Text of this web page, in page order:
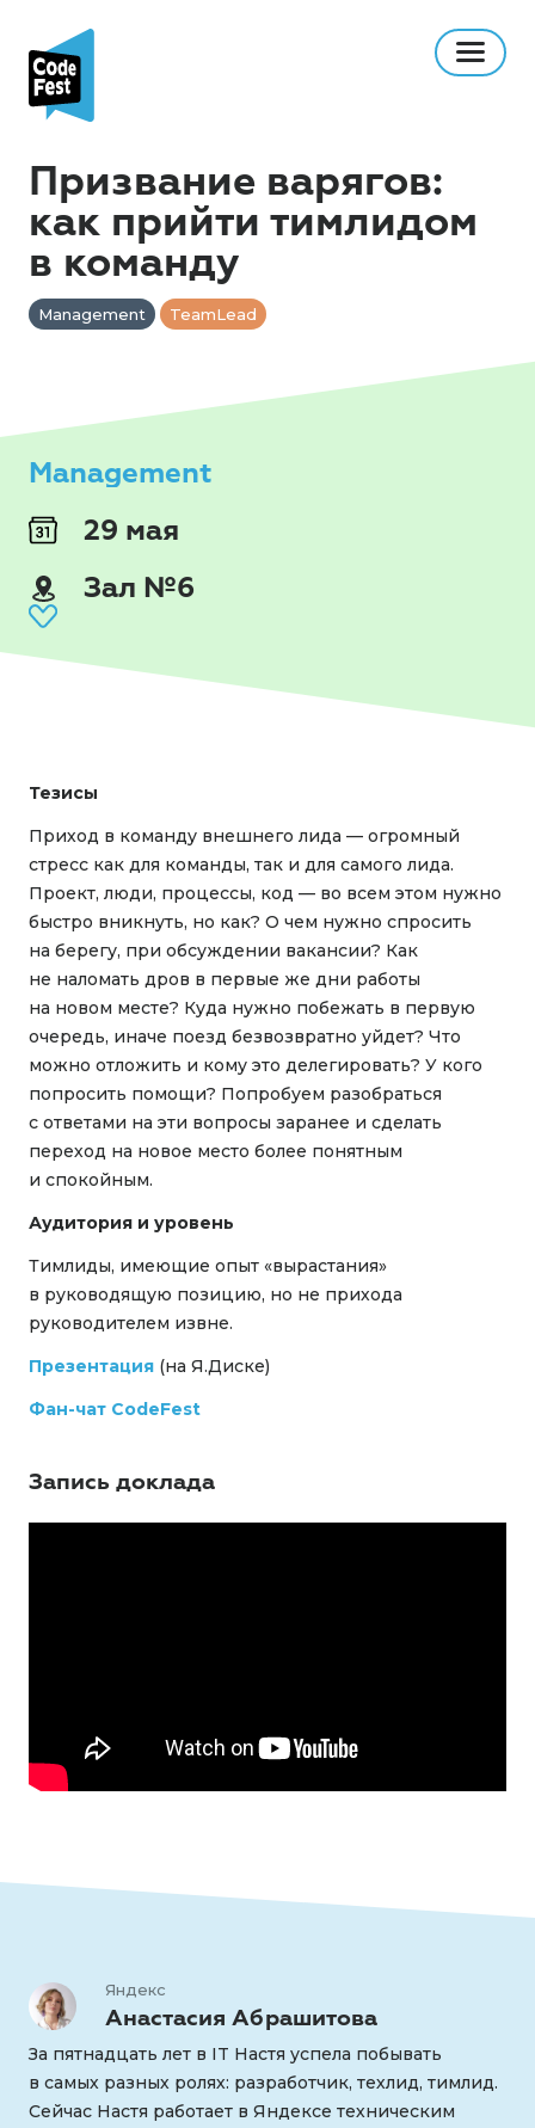
Призвание варягов:
как прийти тимлидом
в команду
Management TeamLead
Management
29 мая
Зал №6
Тезисы
Приход в команду внешнего лида — огромный
стресс как для команды, так и для самого лида.
Проект, люди, процессы, код — во всем этом нужно
быстро вникнуть, но как? О чем нужно спросить
на берегу, при обсуждении вакансии? Как
не наломать дров в первые же дни работы
на новом месте? Куда нужно побежать в первую
очередь, иначе поезд безвозвратно уйдет? Что
можно отложить и кому это делегировать? У кого
попросить помощи? Попробуем разобраться
с ответами на эти вопросы заранее и сделать
переход на новое место более понятным
и спокойным.
Аудитория и уровень
Тимлиды, имеющие опыт «вырастания»
в руководящую позицию, но не прихода
руководителем извне.
Презентация (на Я.Диске)
Фан-чат CodeFest
Запись доклада
Яндекс
Анастасия Абрашитова
За пятнадцать лет в IT Настя успела побывать
в самых разных ролях: разработчик, техлид, тимлид.
Сейчас Настя работает в Яндексе техническим